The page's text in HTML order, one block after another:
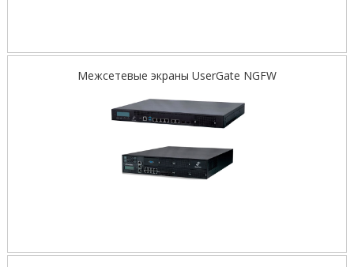
Межсетевые экраны UserGate NGFW